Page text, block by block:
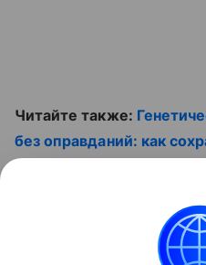
Читайте также:
без оправданий: как
Контент недоступен